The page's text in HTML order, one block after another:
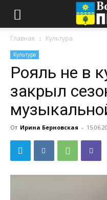
Главная Культура
Культура
Рояль не в
закрыл
От Ирина Берновская -